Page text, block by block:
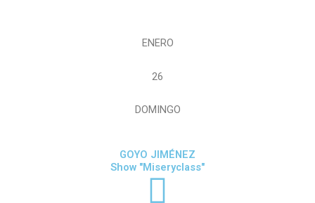
ENERO
26
DOMINGO
GOYO JIMÉNEZ
Show "Miseryclass"